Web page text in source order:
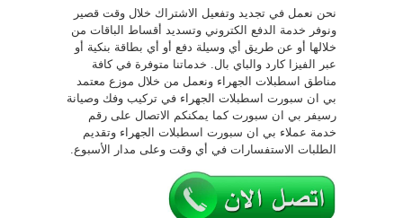
نحن نعمل في تجديد وتفعيل الاشتراك خلال وقت قصير
ونوفر خدمة الدفع الكتروني وتسديد أقساط الباقات من
خلالها أو عن طريق أي وسيلة دفع أو أي بطاقة بنكية أو
عبر الفيزا كارد والباي بال. خدماتنا متوفرة في كافة
مناطق اسطبلات الجهراء ونعمل من خلال موزع معتمد
بي ان سبورت اسطبلات الجهراء في تركيب وفك وصيانة
رسيفر بي ان سبورت كما يمكنكم الاتصال على رقم
خدمة عملاء بي ان سبورت اسطبلات الجهراء وتقديم
الطلبات الاستفسارات في أي وقت وعلى مدار الأسبوع.